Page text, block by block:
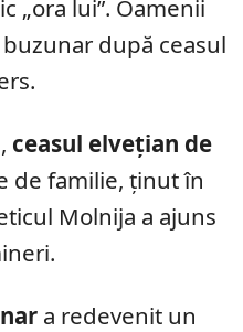
„ora lui”. Oamenii
după ceasul
ceasul elvețian de
de familie, ținut în
Molnija a ajuns
a redevenit un